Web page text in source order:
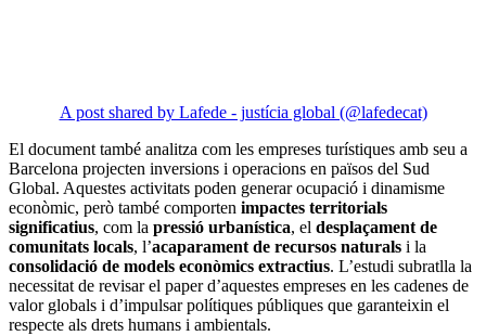
A post shared by Lafede - justícia global (@lafedecat)
El document també analitza com les empreses turístiques amb seu a
Barcelona projecten inversions i operacions en països del Sud
Global. Aquestes activitats poden generar ocupació i dinamisme
econòmic, però també comporten impactes territorials
significatius, com la pressió urbanística, el desplaçament de
comunitats locals, l’acaparament de recursos naturals i la
consolidació de models econòmics extractius. L’estudi subratlla la
necessitat de revisar el paper d’aquestes empreses en les cadenes de
valor globals i d’impulsar polítiques públiques que garanteixin el
respecte als drets humans i ambientals.